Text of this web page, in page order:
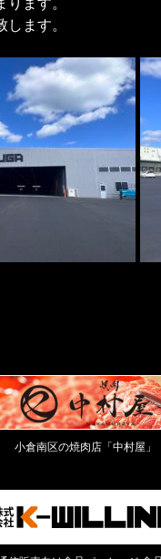
ます。
小倉南区の焼肉店「中村屋」